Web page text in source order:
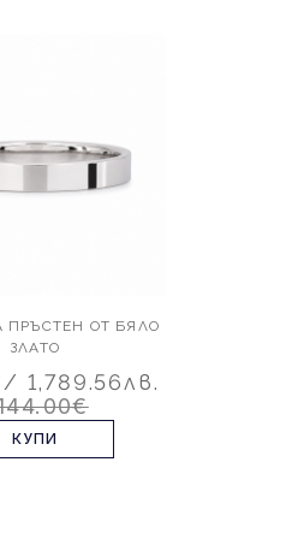
ПРЪСТЕН ОТ БЯЛО
ЗЛАТО
/ 1,789.56лв.
КУПИ